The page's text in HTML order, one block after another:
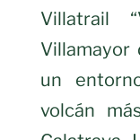
Villatrail
Villamayor
un
volcán